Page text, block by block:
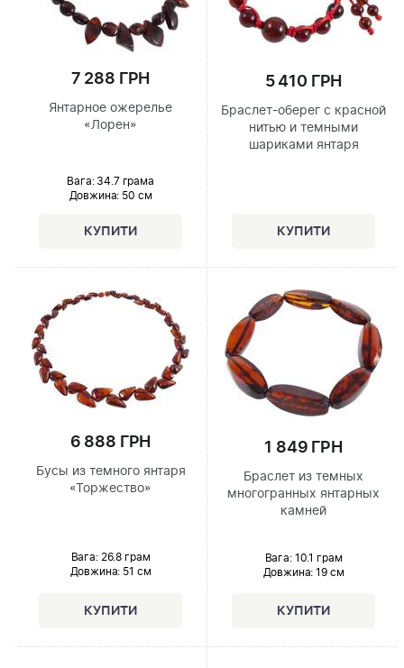
7 288 ГРН
Янтарное ожерелье
«Лорен»
Вага: 34.7 грама
Довжина: 50 см
5 410 ГРН
Браслет-оберег с красной
нитью и темными
шариками янтаря
6 888 ГРН
Бусы из темного янтаря
«Торжество»
Вага: 26.8 грам
Довжина: 51 см
1 849 ГРН
Браслет из темных
многогранных янтарных
камней
Вага: 10.1 грам
Довжина: 19 см